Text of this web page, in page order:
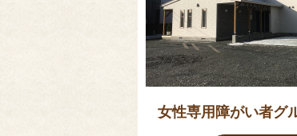
女性専用障がい者グ